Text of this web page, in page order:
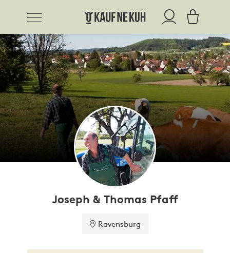
Ravensburg
Joseph & Thomas Pfaff